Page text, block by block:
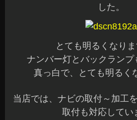
した。
とても明るくなり
ナンバー灯とバックランプ
真っ白で、とても明るく
当店では、ナビの取付～加工
取付も対応してい